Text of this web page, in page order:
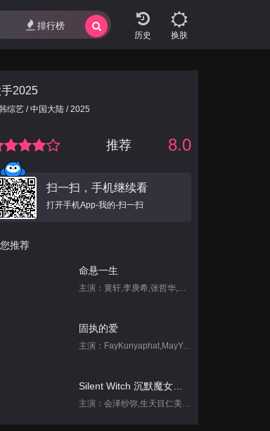
换肤
排行榜
2025
综艺 / 中国大陆 / 2025
推荐 8.0
扫一扫，手机继续看
打开手机App-我的-扫一扫
推荐
命悬一生
主演：黄轩,李庚希,张哲华,白宇帆,尹昉,姜珮瑶
固执的爱
主演：FayKunyaphat,MayYada
主演：会泽纱弥,生天目仁美,诹访部顺一,坂田将吾,中岛良